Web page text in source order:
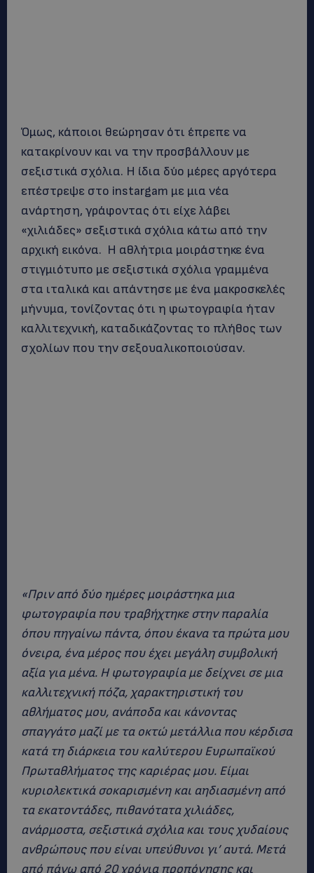
Όμως, κάποιοι θεώρησαν ότι έπρεπε να
κατακρίνουν και να την προσβάλλουν με
σεξιστικά σχόλια. Η ίδια δύο μέρες αργότερα
επέστρεψε στο instargam με μια νέα
ανάρτηση, γράφοντας ότι είχε λάβει
«χιλιάδες» σεξιστικά σχόλια κάτω από την
αρχική εικόνα. Η αθλήτρια μοιράστηκε ένα
στιγμιότυπο με σεξιστικά σχόλια γραμμένα
στα ιταλικά και απάντησε με ένα μακροσκελές
μήνυμα, τονίζοντας ότι η φωτογραφία ήταν
καλλιτεχνική, καταδικάζοντας το πλήθος των
σχολίων που την σεξουαλικοποιούσαν.
«Πριν από δύο ημέρες μοιράστηκα μια
φωτογραφία που τραβήχτηκε στην παραλία
όπου πηγαίνω πάντα, όπου έκανα τα πρώτα μου
όνειρα, ένα μέρος που έχει μεγάλη συμβολική
αξία για μένα. Η φωτογραφία με δείχνει σε μια
καλλιτεχνική πόζα, χαρακτηριστική του
αθλήματος μου, ανάποδα και κάνοντας
σπαγγάτο μαζί με τα οκτώ μετάλλια που κέρδισα
κατά τη διάρκεια του καλύτερου Ευρωπαϊκού
Πρωταθλήματος της καριέρας μου. Είμαι
κυριολεκτικά σοκαρισμένη και αηδιασμένη από
τα εκατοντάδες, πιθανότατα χιλιάδες,
ανάρμοστα, σεξιστικά σχόλια και τους χυδαίους
ανθρώπους που είναι υπεύθυνοι γι’ αυτά. Μετά
από πάνω από 20 χρόνια προπόνησης και